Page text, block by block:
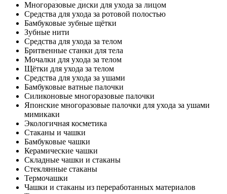
Многоразовые диски для ухода за лицом
Средства для ухода за ротовой полостью
Бамбуковые зубные щётки
Зубные нити
Средства для ухода за телом
Бритвенные станки для тела
Мочалки для ухода за телом
Щётки для ухода за телом
Средства для ухода за ушами
Бамбуковые ватные палочки
Силиконовые многоразовые палочки
Японские многоразовые палочки для ухода за ушами
мимикаки
Экологичная косметика
Стаканы и чашки
Бамбуковые чашки
Керамические чашки
Складные чашки и стаканы
Стеклянные стаканы
Термочашки
Чашки и стаканы из переработанных материалов